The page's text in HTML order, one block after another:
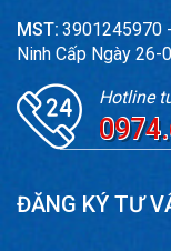
MST: 3901245970
Ninh Cấp Ngày 26-
Hotline
ĐĂNG KÝ TƯ